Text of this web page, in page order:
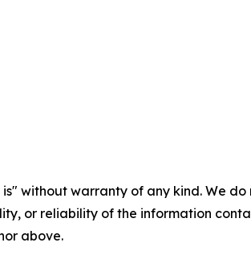
is" without warranty of any kind. We
or reliability of the information
above.